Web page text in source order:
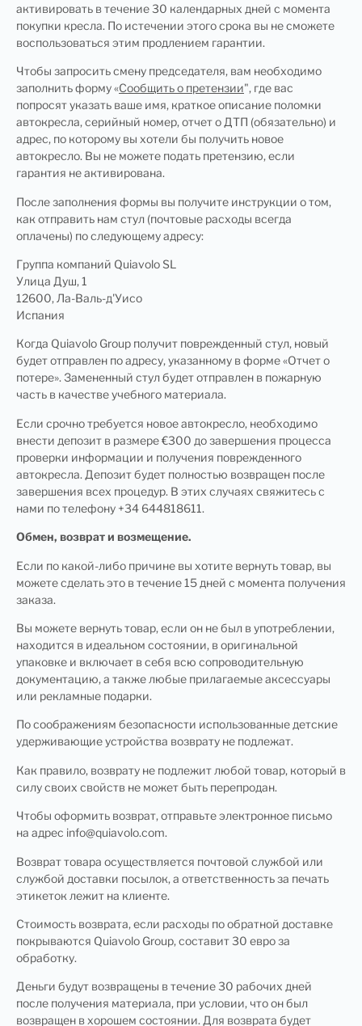
активировать в течение 30 календарных дней с момента
покупки кресла. По истечении этого срока вы не сможете
воспользоваться этим продлением гарантии.
Чтобы запросить смену председателя, вам необходимо
заполнить форму «Сообщить о претензии", где вас
попросят указать ваше имя, краткое описание поломки
автокресла, серийный номер, отчет о ДТП (обязательно) и
адрес, по которому вы хотели бы получить новое
автокресло. Вы не можете подать претензию, если
гарантия не активирована.
После заполнения формы вы получите инструкции о том,
как отправить нам стул (почтовые расходы всегда
оплачены) по следующему адресу:
Группа компаний Quiavolo SL
Улица Душ, 1
12600, Ла-Валь-д'Уисо
Испания
Когда Quiavolo Group получит поврежденный стул, новый
будет отправлен по адресу, указанному в форме «Отчет о
потере». Замененный стул будет отправлен в пожарную
часть в качестве учебного материала.
Если срочно требуется новое автокресло, необходимо
внести депозит в размере €300 до завершения процесса
проверки информации и получения поврежденного
автокресла. Депозит будет полностью возвращен после
завершения всех процедур. В этих случаях свяжитесь с
нами по телефону +34 644818611.
Обмен, возврат и возмещение.
Если по какой-либо причине вы хотите вернуть товар, вы
можете сделать это в течение 15 дней с момента получения
заказа.
Вы можете вернуть товар, если он не был в употреблении,
находится в идеальном состоянии, в оригинальной
упаковке и включает в себя всю сопроводительную
документацию, а также любые прилагаемые аксессуары
или рекламные подарки.
По соображениям безопасности использованные детские
удерживающие устройства возврату не подлежат.
Как правило, возврату не подлежит любой товар, который в
силу своих свойств не может быть перепродан.
Чтобы оформить возврат, отправьте электронное письмо
на адрес info@quiavolo.com.
Возврат товара осуществляется почтовой службой или
службой доставки посылок, а ответственность за печать
этикеток лежит на клиенте.
Стоимость возврата, если расходы по обратной доставке
покрываются Quiavolo Group, составит 30 евро за
обработку.
Деньги будут возвращены в течение 30 рабочих дней
после получения материала, при условии, что он был
возвращен в хорошем состоянии. Для возврата будет